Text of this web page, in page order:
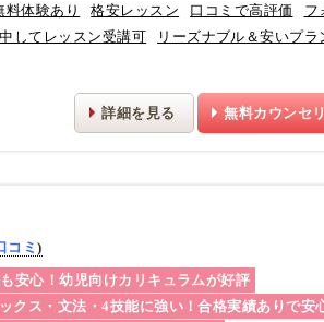
料体験あり 格安レッスン 口コミで高評価
フ
してレッスン受講可
リーズナブル＆安いプラ
詳細を見る 無料カウンセ
コミ
安心！幼児向けカリキュラムが好評
クス・文法・4技能に強い！合格実績ありで安